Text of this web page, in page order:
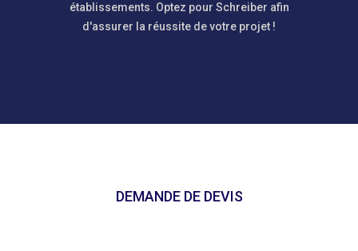
établissements. Optez pour Schreiber afin
d'assurer la réussite de votre projet !
DEMANDE DE DEVIS